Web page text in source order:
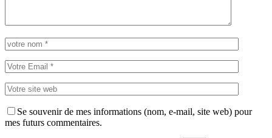
Se souvenir de mes informations (nom, e-mail, site web) pour
mes futurs commentaires.